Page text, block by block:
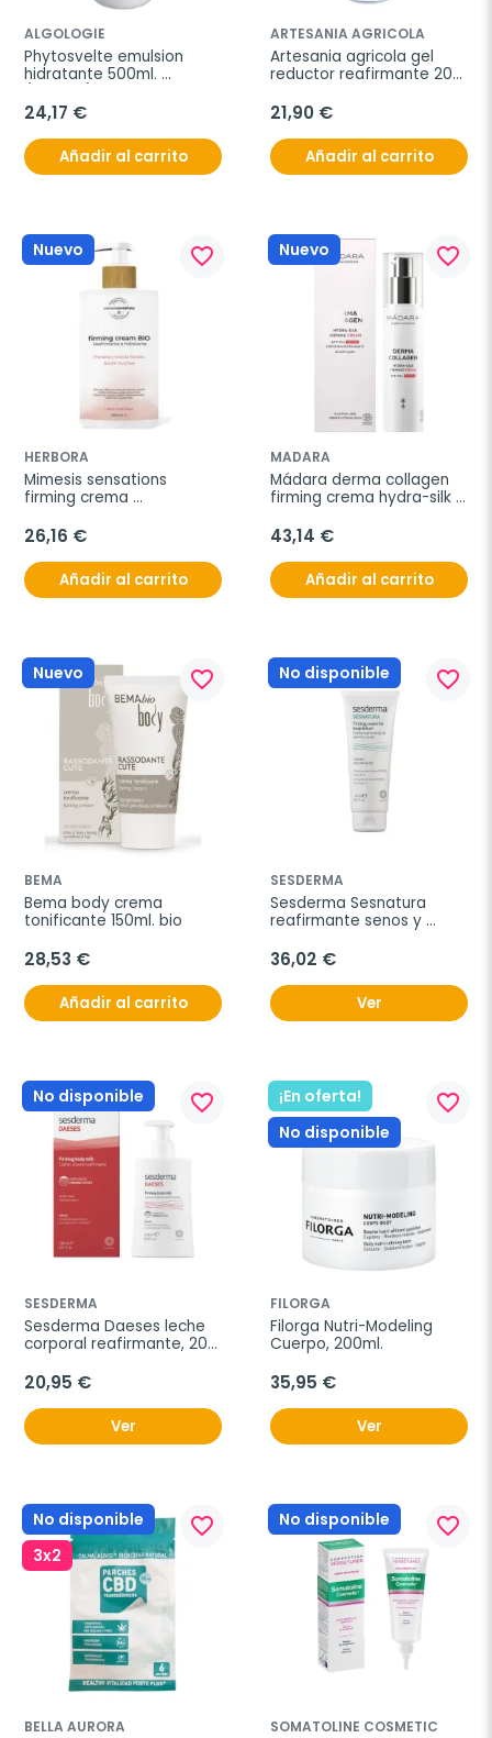
ALGOLOGIE
Phytosvelte emulsion
hidratante 500ml.
24,17 €
Añadir al carrito
ARTESANIA AGRICOLA
Artesania agricola gel
reductor reafirmante 200
21,90 €
Añadir al carrito
Nuevo favorite_border
HERBORA
Mimesis sensations
firming crema
26,16 €
Añadir al carrito
Nuevo favorite_border
MADARA
Mádara derma collagen
firming crema hydra-silk
43,14 €
Añadir al carrito
Nuevo favorite_border
BEMA
Bema body crema
tonificante 150ml. bio
28,53 €
Añadir al carrito
No disponible favorite_border
SESDERMA
Sesderma Sesnatura
reafirmante senos y
36,02 €
Ver
No disponible favorite_border
SESDERMA
Sesderma Daeses leche
corporal reafirmante, 200
20,95 €
Ver
¡En oferta!
No disponible
favorite_border
FILORGA
Filorga Nutri-Modeling
Cuerpo, 200ml.
35,95 €
Ver
No disponible
3x2
favorite_border
BELLA AURORA
No disponible favorite_border
SOMATOLINE COSMETIC